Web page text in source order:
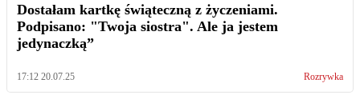
Dostałam kartkę świąteczną z życzeniami.
Podpisano: "Twoja siostra". Ale ja jestem
jedynaczką”
17:12 20.07.25 Rozrywka